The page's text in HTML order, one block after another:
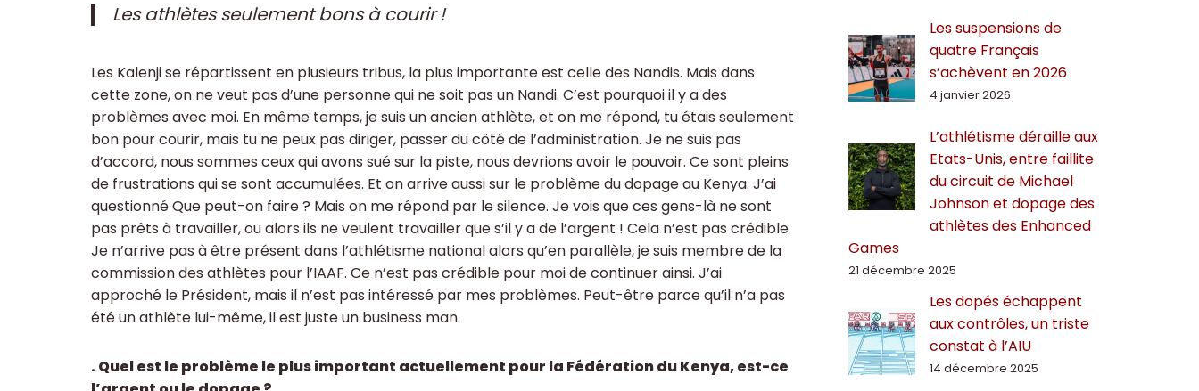
Les athlètes seulement bons à courir !
Les Kalenji se répartissent en plusieurs tribus, la plus importante est celle des Nandis. Mais dans
cette zone, on ne veut pas d’une personne qui ne soit pas un Nandi. C’est pourquoi il y a des
problèmes avec moi. En même temps, je suis un ancien athlète, et on me répond, tu étais seulement
bon pour courir, mais tu ne peux pas diriger, passer du côté de l’administration. Je ne suis pas
d’accord, nous sommes ceux qui avons sué sur la piste, nous devrions avoir le pouvoir. Ce sont pleins
de frustrations qui se sont accumulées. Et on arrive aussi sur le problème du dopage au Kenya. J’ai
questionné Que peut-on faire ? Mais on me répond par le silence. Je vois que ces gens-là ne sont
pas prêts à travailler, ou alors ils ne veulent travailler que s’il y a de l’argent ! Cela n’est pas crédible.
Je n’arrive pas à être présent dans l’athlétisme national alors qu’en parallèle, je suis membre de la
commission des athlètes pour l’IAAF. Ce n’est pas crédible pour moi de continuer ainsi. J’ai
approché le Président, mais il n’est pas intéressé par mes problèmes. Peut-être parce qu’il n’a pas
été un athlète lui-même, il est juste un business man.
. Quel est le problème le plus important actuellement pour la Fédération du Kenya, est-ce
Les suspensions de
quatre Français
s’achèvent en 2026
4 janvier 2026
L’athlétisme déraille aux
Etats-Unis, entre faillite
du circuit de Michael
Johnson et dopage des
athlètes des Enhanced
Games
21 décembre 2025
Les dopés échappent
aux contrôles, un triste
constat à l’AIU
14 décembre 2025